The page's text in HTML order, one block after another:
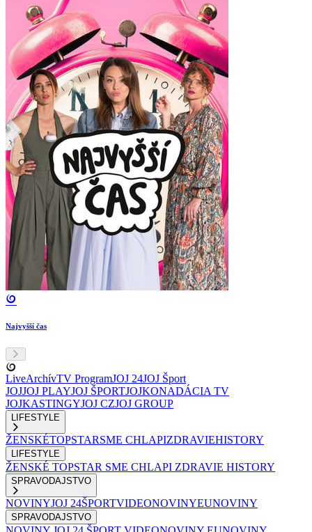
Najvyšší čas
LiveArchívTV ProgramJOJ 24JOJ Šport
JOJJOJ PLAYJOJ ŠPORTJOJKONADÁCIA TV
JOJKASTINGYJOJ CZJOJ GROUP
LIFESTYLE
ŽENSKÉTOPSTARSME CHLAPIZDRAVIEHISTORY
LIFESTYLE
ŽENSKÉ TOPSTAR SME CHLAPI ZDRAVIE HISTORY
SPRAVODAJSTVO
NOVINYJOJ 24ŠPORTVIDEONOVINYEUNOVINY
SPRAVODAJSTVO